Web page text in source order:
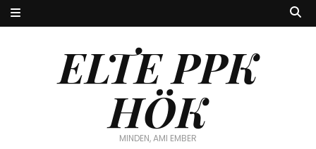
ELTE PPK
HÖK
MINDEN, AMI EMBER